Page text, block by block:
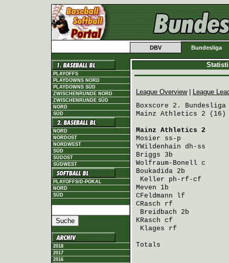
DBV Bundesliga
PLAYOFFS
PLAYDOWNS NORD
PLAYDOWNS SÜD
ZWISCHENRUNDE NORD
ZWISCHENRUNDE SÜD
NORD
SÜD
NORD
NORDOST
NORDWEST
SÜD
SÜDOST
SÜDWEST
PLAYOFFS/D-POKAL
NORD
SÜD
2018
2017
2016
League Overview|
League
Boxscore 2. Bundesliga
Mainz Athletics 2 (16)
Mainz Athletics 2
Mosier ss-p
YWildenhain dh-ss
Briggs 3b
Wolfraum-Bonell c
Boukadida 2b
Keller ph-rf-cf
Meven 1b
CFeldmann lf
CRasch rf
Breidbach 2b
KRasch cf
Klages rf
Totals